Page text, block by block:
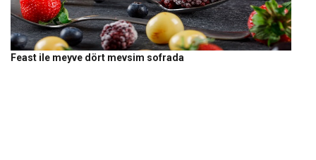
Feast ile meyve dört mevsim sofrada